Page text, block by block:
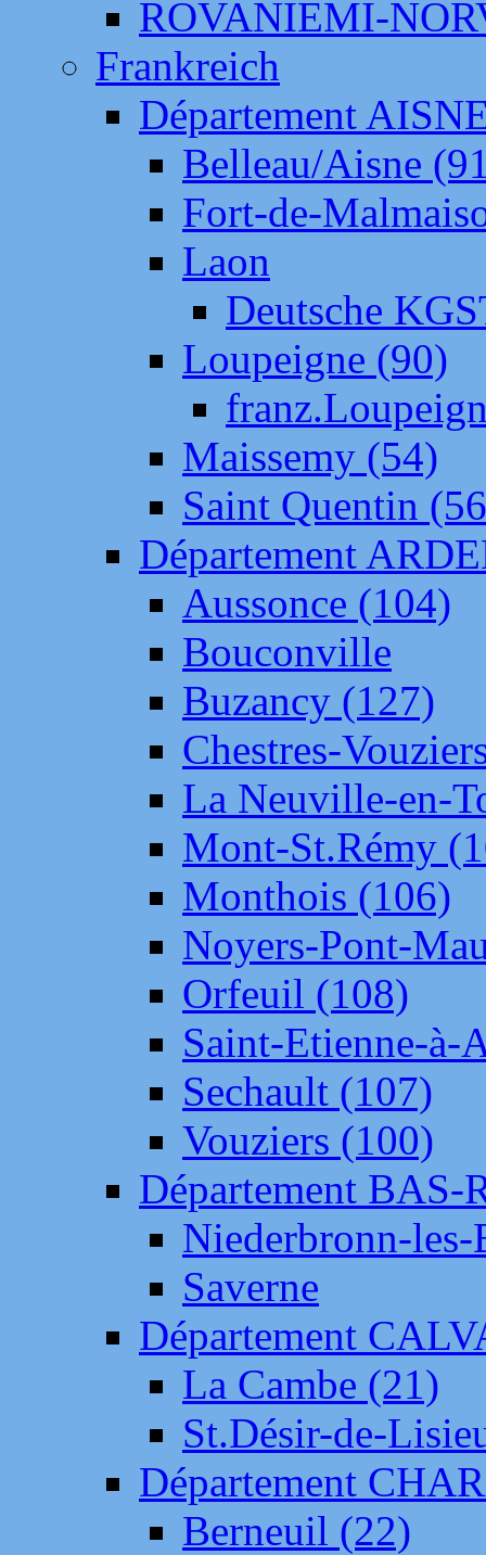
ROVANIEMI-
Frankreich
Département
Belleau/Aisne
Fort-de-
Laon
Deutsche
Loupeigne (90)
Maissemy (54)
Saint Quentin
Département
Aussonce (104)
Bouconville
Buzancy (127)
Chestres-
La Neuville-en-
Mont-St.Rémy
Monthois (106)
Noyers-Pont-
Orfeuil (108)
Saint-Etienne-à-
Sechault (107)
Vouziers (100)
Département BAS-
Niederbronn-
Saverne
Département
La Cambe (21)
St.Désir-de-
Département
Berneuil (22)